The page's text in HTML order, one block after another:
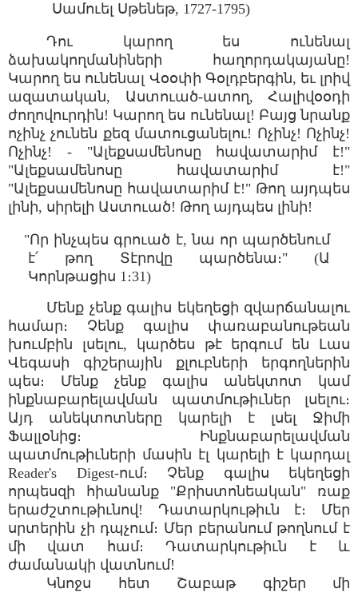
Սամուել Սթենեթ, 1727-1795)
Դու կարող ես ունենալ
ձախակողմանիների հաղորդակայանը!
Կարող ես ունենալ Վօօփի Գօլդբերգին, եւ լրիվ
ազատական, Աստուած-ատող, Հալիվօօդի
ժողովուրդին! Կարող ես ունենալ! Բայց նրանք
ոչինչ չունեն քեզ մատուցանելու! Ոչինչ! Ոչինչ!
Ոչինչ! - "Ալեքսամենոսը հավատարիմ է!"
"Ալեքսամենոսը հավատարիմ է!"
"Ալեքսամենոսը հավատարիմ է!" Թող այդպես
լինի, սիրելի Աստուած! Թող այդպես լինի!
"Որ ինչպես գրուած է, նա որ պարծենում
է՛ թող Տէրովը պարծենա։" (Ա
Կորնթացիս 1։31)
Մենք չենք գալիս եկեղեցի զվարճանալու
համար։ Չենք գալիս փառաբանութեան
խումբին լսելու, կարծես թէ երգում են Լաս
Վեգասի գիշերային քլուբների երգողներին
պես։ Մենք չենք գալիս անեկտոտ կամ
ինքնաբարելավման պատմութիւներ լսելու։
Այդ անեկտոտները կարելի է լսել Ջիմի
Ֆալլօնից։ Ինքնաբարելավման
պատմութիւների մասին էլ կարելի է կարդալ
Reader's Digest-ում։ Չենք գալիս եկեղեցի
որպեսզի հիանանք "Քրիստոնեական" ռաք
երաժշտութիւնով! Դատարկութիւն է։ Մեր
սրտերին չի դպչում։ Մեր բերանում թողնում է
մի վատ համ։ Դատարկութիւն է և
ժամանակի վատնում!
Կնոջս հետ Շաբաթ գիշեր մի